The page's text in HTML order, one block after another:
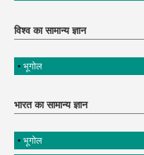
विश्व का सामान्य ज्ञान
भूगोल
भारत का सामान्य ज्ञान
भूगोल